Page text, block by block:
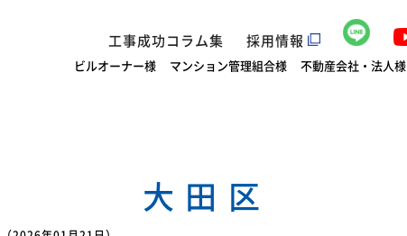
工事成功コラム集 採用情報
ビルオーナー様 マンション管理組合様 不動産会社・法人様
大田区